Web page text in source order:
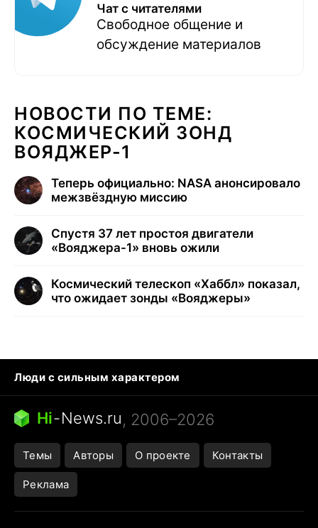
Чат с читателями
Свободное общение и
обсуждение материалов
НОВОСТИ ПО ТЕМЕ:
КОСМИЧЕСКИЙ ЗОНД
ВОЯДЖЕР-1
Теперь официально: NASA анонсировало
межзвёздную миссию
Спустя 37 лет простоя двигатели
«Вояджера-1» вновь ожили
Космический телескоп «Хаббл» показал,
что ожидает зонды «Вояджеры»
Люди с сильным характером
Кошка писает на кровать
Тунцы в океанариуме
Ядовитые пауки России
Города в ядерной войне
Открытие в Google Maps
Hi-News.ru, 2006–2026
Темы Авторы О проекте Контакты
Реклама